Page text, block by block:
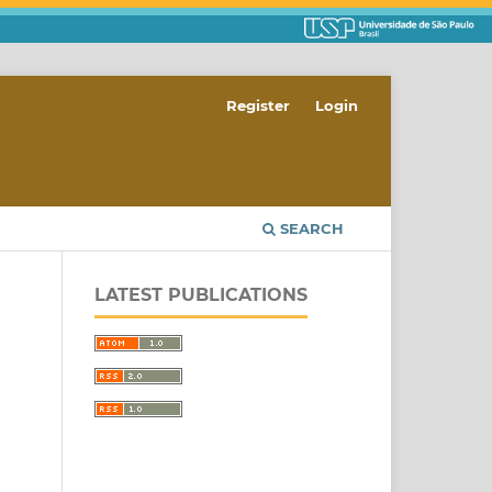
SEARCH
Register Login
LATEST PUBLICATIONS